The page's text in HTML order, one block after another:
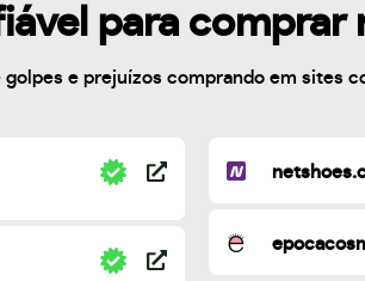
para comprar
golpes e prejuízos comprando em sites